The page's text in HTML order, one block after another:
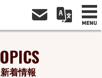
着情報